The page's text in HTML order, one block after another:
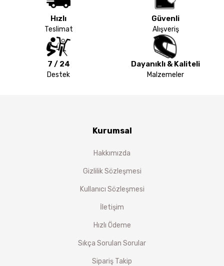
Hızlı
Teslimat
Güvenli
Alışveriş
7 / 24
Destek
Dayanıklı & Kaliteli
Malzemeler
Kurumsal
Hakkımızda
Gizlilik Sözleşmesi
Kullanıcı Sözleşmesi
İletişim
Hızlı Ödeme
Sıkça Sorulan Sorular
Sipariş Takip